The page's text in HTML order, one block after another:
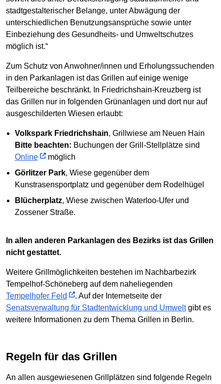
stadtgestalterischer Belange, unter Abwägung der
unterschiedlichen Benutzungsansprüche sowie unter
Einbeziehung des Gesundheits- und Umweltschutzes
möglich ist.“
Zum Schutz von Anwohner/innen und Erholungssuchenden
in den Parkanlagen ist das Grillen auf einige wenige
Teilbereiche beschränkt. In Friedrichshain-Kreuzberg ist
das Grillen nur in folgenden Grünanlagen und dort nur auf
ausgeschilderten Wiesen erlaubt:
Volkspark Friedrichshain, Grillwiese am Neuen Hain
Bitte beachten: Buchungen der Grill-Stellplätze sind
Online
möglich
Görlitzer Park, Wiese gegenüber dem
Kunstrasensportplatz und gegenüber dem Rodelhügel
Blücherplatz, Wiese zwischen Waterloo-Ufer und
Zossener Straße.
In allen anderen Parkanlagen des Bezirks ist das Grillen
nicht gestattet.
Weitere Grillmöglichkeiten bestehen im Nachbarbezirk
Tempelhof-Schöneberg auf dem naheliegenden
Tempelhofer Feld
. Auf der Internetseite der
Senatsverwaltung für Stadtentwicklung und Umweltgibt es
weitere Informationen zu dem Thema Grillen in Berlin.
Regeln für das Grillen
An allen ausgewiesenen Grillplätzen sind folgende Regeln